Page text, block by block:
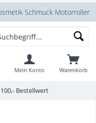
Schmuck Motorroller
Warenkorb
Mein Konto
Bestellwert